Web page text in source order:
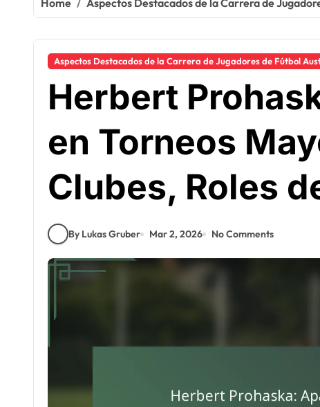
Home Aspectos Destacados de la Carrera de
Aspectos Destacados de la Carrera de Jugadores de Fútbol
Herbert
en Torneos
Clubes, Roles
By Lukas Gruber Mar 2, 2026 No Comments